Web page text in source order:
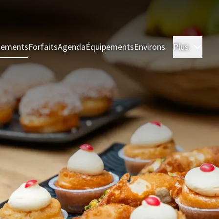
ForfaitsAgendaÉquipementsEnvirons Plus